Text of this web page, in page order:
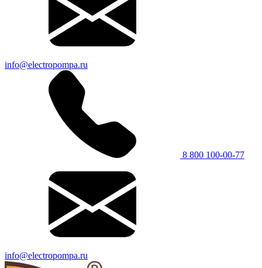
info@electropompa.ru
8 800 100-00-77
info@electropompa.ru